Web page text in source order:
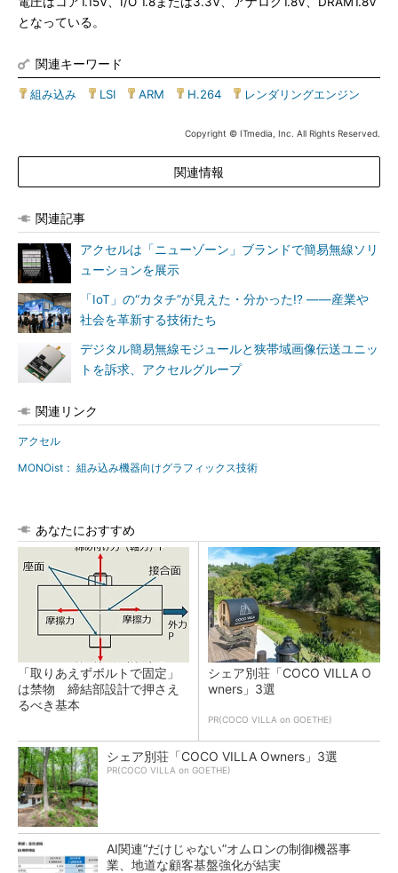
となっている。
関連キーワード
組み込み LSI ARM H.264 レンダリングエンジン
Copyright © ITmedia, Inc. All Rights Reserved.
関連情報
関連記事
アクセルは「ニューゾーン」ブランドで簡易無線ソリ
ューションを展示
「IoT」の“カタチ”が見えた・分かった!? ――産業や
社会を革新する技術たち
デジタル簡易無線モジュールと狭帯域画像伝送ユニッ
トを訴求、アクセルグループ
関連リンク
アクセル
MONOist： 組み込み機器向けグラフィックス技術
あなたにおすすめ
「取りあえずボルトで固定」
は禁物 締結部設計で押さえ
るべき基本
シェア別荘「COCO VILLA O
wners」3選
PR(COCO VILLA on GOETHE)
シェア別荘「COCO VILLA Owners」3選
PR(COCO VILLA on GOETHE)
AI関連“だけじゃない”オムロンの制御機器事
業、地道な顧客基盤強化が結実